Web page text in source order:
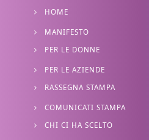
HOME
MANIFESTO
PER LE DONNE
PER LE AZIENDE
RASSEGNA STAMPA
COMUNICATI STAMPA
CHI CI HA SCELTO